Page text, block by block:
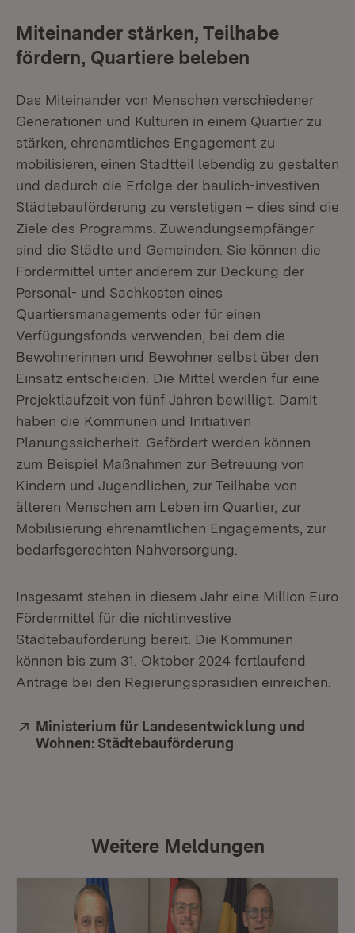
Miteinander stärken, Teilhabe
fördern, Quartiere beleben
Das Miteinander von Menschen verschiedener
Generationen und Kulturen in einem Quartier zu
stärken, ehrenamtliches Engagement zu
mobilisieren, einen Stadtteil lebendig zu gestalten
und dadurch die Erfolge der baulich-investiven
Städtebauförderung zu verstetigen – dies sind die
Ziele des Programms. Zuwendungsempfänger
sind die Städte und Gemeinden. Sie können die
Fördermittel unter anderem zur Deckung der
Personal- und Sachkosten eines
Quartiersmanagements oder für einen
Verfügungsfonds verwenden, bei dem die
Bewohnerinnen und Bewohner selbst über den
Einsatz entscheiden. Die Mittel werden für eine
Projektlaufzeit von fünf Jahren bewilligt. Damit
haben die Kommunen und Initiativen
Planungssicherheit. Gefördert werden können
zum Beispiel Maßnahmen zur Betreuung von
Kindern und Jugendlichen, zur Teilhabe von
älteren Menschen am Leben im Quartier, zur
Mobilisierung ehrenamtlichen Engagements, zur
bedarfsgerechten Nahversorgung.
Insgesamt stehen in diesem Jahr eine Million Euro
Fördermittel für die nichtinvestive
Städtebauförderung bereit. Die Kommunen
können bis zum 31. Oktober 2024 fortlaufend
Anträge bei den Regierungspräsidien einreichen.
Extern:
Ministerium für Landesentwicklung und
Wohnen: Städtebauförderung
Weitere Meldungen